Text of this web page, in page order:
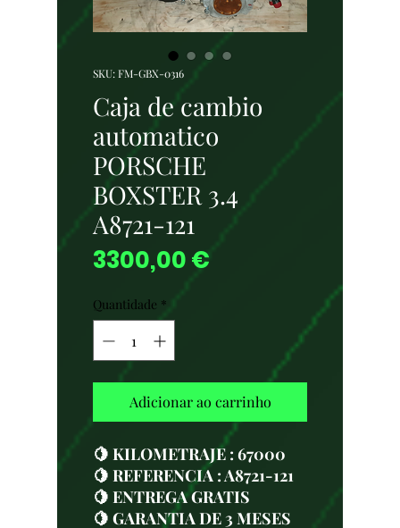
SKU: FM-GBX-0316
Caja de cambio
automatico
PORSCHE
BOXSTER 3.4
A8721-121
3300,00 €
Quantidade *
Adicionar ao carrinho
🍋 KILOMETRAJE : 67000
🍋 REFERENCIA : A8721-121
🍋 ENTREGA GRATIS
🍋 GARANTIA DE 3 MESES